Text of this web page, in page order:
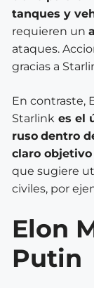
tanques y
requieren un
ataques.
gracias a
En contraste,
Starlink es el
ruso dentro
claro
que sugiere
civiles, por
Elon
Putin